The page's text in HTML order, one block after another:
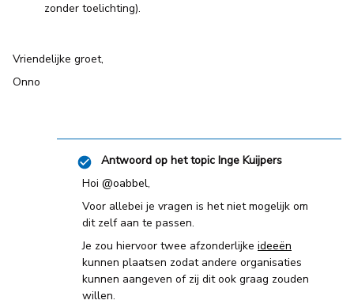
zonder toelichting).
Vriendelijke groet,
Onno
Antwoord op het topic Inge Kuijpers
Hoi @oabbel,
Voor allebei je vragen is het niet mogelijk om
dit zelf aan te passen.
Je zou hiervoor twee afzonderlijke ideeën
kunnen plaatsen zodat andere organisaties
kunnen aangeven of zij dit ook graag zouden
willen.